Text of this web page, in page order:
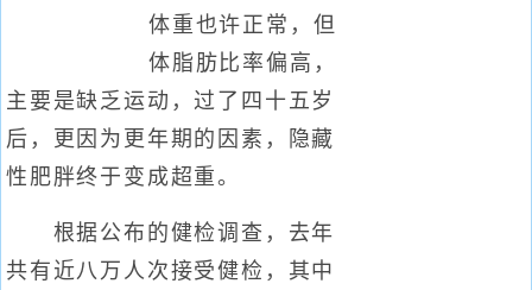
体重也许正常，但
体脂肪比率偏高，
主要是缺乏运动，过了四十五岁
后，更因为更年期的因素，隐藏
性肥胖终于变成超重。
根据公布的健检调查，去年
共有近八万人次接受健检，其中